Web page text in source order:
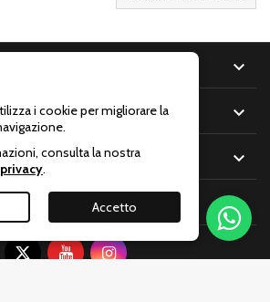




i cookie per migliorare la
consulta la nostra
.
Accetto